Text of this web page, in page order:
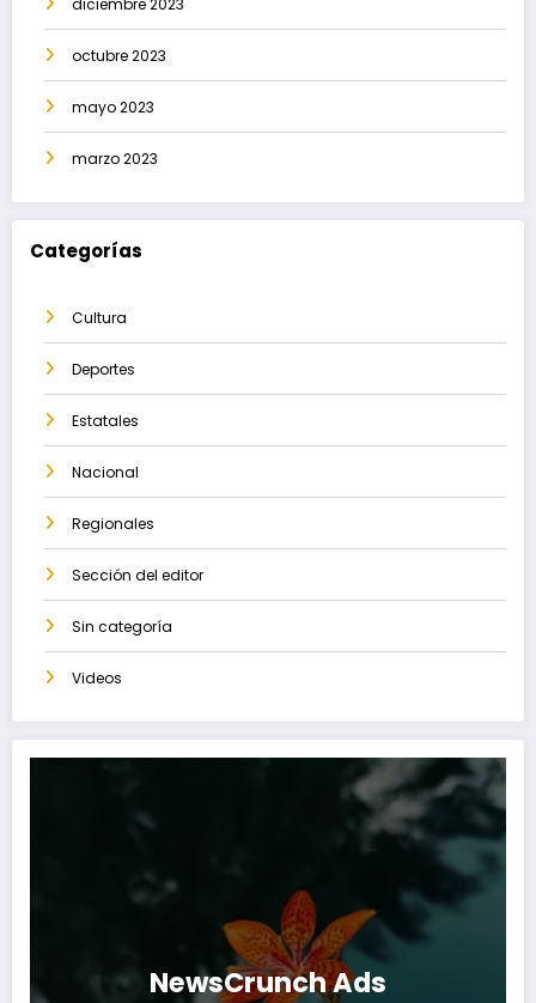
diciembre 2023
octubre 2023
mayo 2023
marzo 2023
Categorías
Cultura
Deportes
Estatales
Nacional
Regionales
Sección del editor
Sin categoría
Videos
NewsCrunch Ads